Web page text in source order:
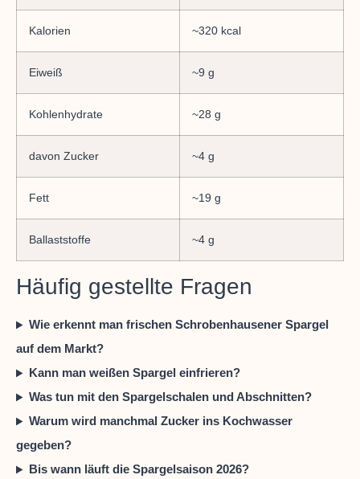
Kalorien ~320 kcal
Eiweiß ~9 g
Kohlenhydrate ~28 g
davon Zucker ~4 g
Fett ~19 g
Ballaststoffe ~4 g
Häufig gestellte Fragen
Wie erkennt man frischen Schrobenhausener Spargel
auf dem Markt?
Kann man weißen Spargel einfrieren?
Was tun mit den Spargelschalen und Abschnitten?
Warum wird manchmal Zucker ins Kochwasser
gegeben?
Bis wann läuft die Spargelsaison 2026?